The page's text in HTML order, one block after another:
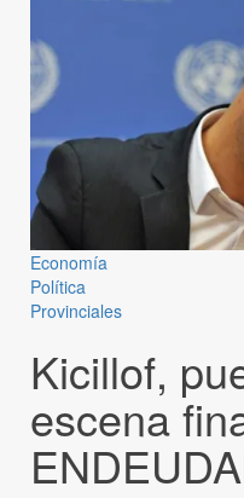
Economía
Política
Provinciales
Kicillof,
escena